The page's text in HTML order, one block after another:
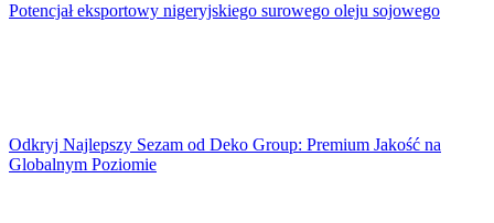
Potencjał eksportowy nigeryjskiego surowego oleju sojowego
Odkryj Najlepszy Sezam od Deko Group: Premium Jakość na
Globalnym Poziomie